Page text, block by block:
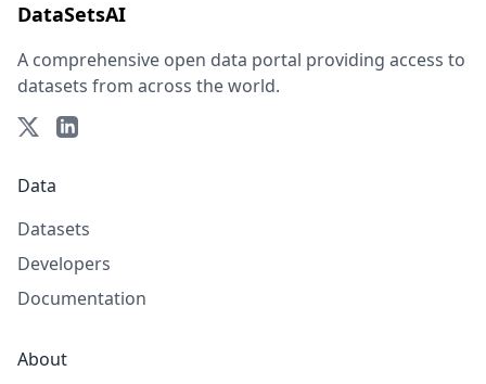
DataSetsAI
A comprehensive open data portal providing access to
datasets from across the world.
Data
Datasets
Developers
Documentation
About